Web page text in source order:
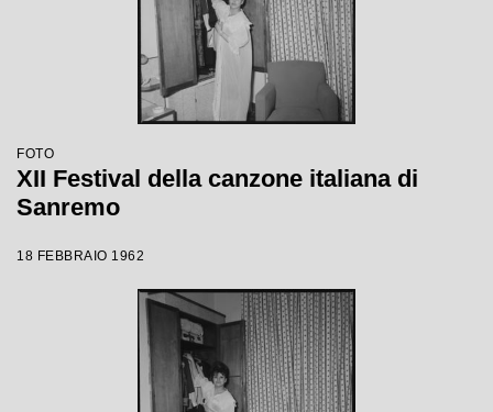
FOTO
XII Festival della canzone italiana di
Sanremo
18 FEBBRAIO 1962